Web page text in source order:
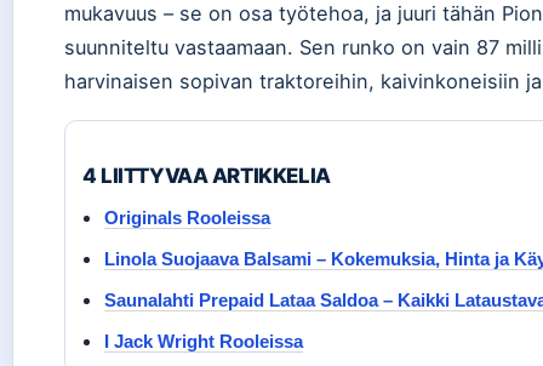
mukavuus – se on osa työtehoa, ja juuri tähän
suunniteltu vastaamaan. Sen runko on vain 87
harvinaisen sopivan traktoreihin, kaivinkoneisiin
4 LIITTYVAA ARTIKKELIA
Originals Rooleissa
Linola Suojaava Balsami – Kokemuksia, Hinta ja
Saunalahti Prepaid Lataa Saldoa – Kaikki
I Jack Wright Rooleissa